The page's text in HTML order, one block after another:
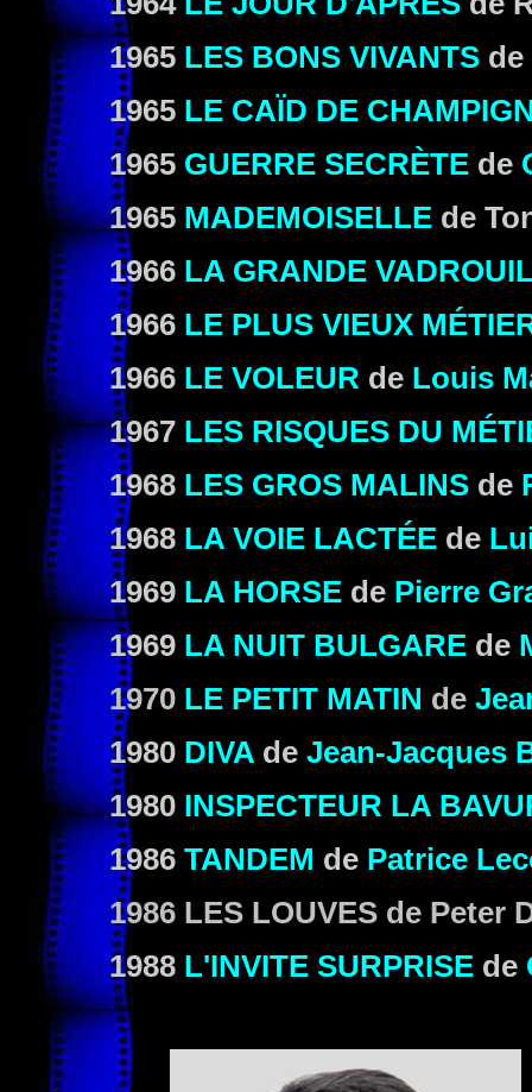
1965 LES BONS VIVANTS de
1965 LE CAÏD DE
1965 GUERRE SECRÈTE de
1965 MADEMOISELLE de
1966 LA GRANDE
1966 LE PLUS VIEUX
1966 LE VOLEUR de Louis
1967 LES RISQUES DU
1968 LES GROS MALINS de
1968 LA VOIE LACTÉE de
1969 LA HORSE de Pierre
1969 LA NUIT BULGARE de
1970 LE PETIT MATIN de
1980 DIVA de Jean-Jacques
1980 INSPECTEUR LA
1986 TANDEM de Patrice
1986 LES LOUVES de Peter
1988 L'INVITE SURPRISE de